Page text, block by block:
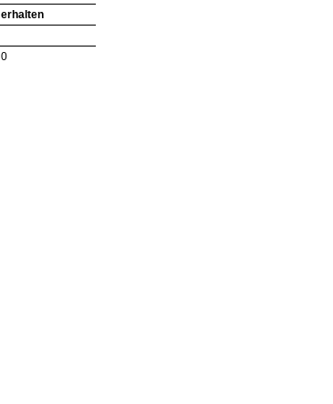
erhalten
0